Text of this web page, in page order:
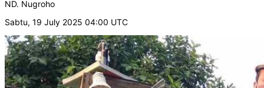
ND. Nugroho
Sabtu, 19 July 2025 04:00 UTC